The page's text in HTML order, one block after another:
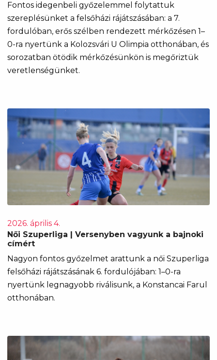
Fontos idegenbeli győzelemmel folytattuk
szereplésünket a felsőházi rájátszásában: a 7.
fordulóban, erős szélben rendezett mérkőzésen 1–
0-ra nyertünk a Kolozsvári U Olimpia otthonában, és
sorozatban ötödik mérkőzésünkön is megőriztük
veretlenségünket.
2026. április 4.
Női Szuperliga | Versenyben vagyunk a bajnoki
címért
Nagyon fontos győzelmet arattunk a női Szuperliga
felsőházi rájátszásának 6. fordulójában: 1–0-ra
nyertünk legnagyobb riválisunk, a Konstancai Farul
otthonában.